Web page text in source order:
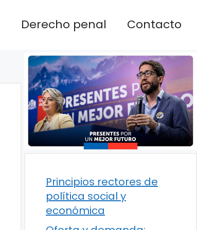
Derecho penal Contacto
Principios rectores de
política social y
económica